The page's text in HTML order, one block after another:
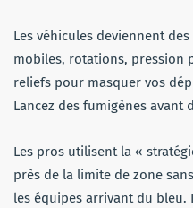
Les véhicules deviennent
mobiles, rotations, pression
reliefs pour masquer vos
Lancez des fumigènes avant
Les pros utilisent la «
près de la limite de zone
les équipes arrivant du